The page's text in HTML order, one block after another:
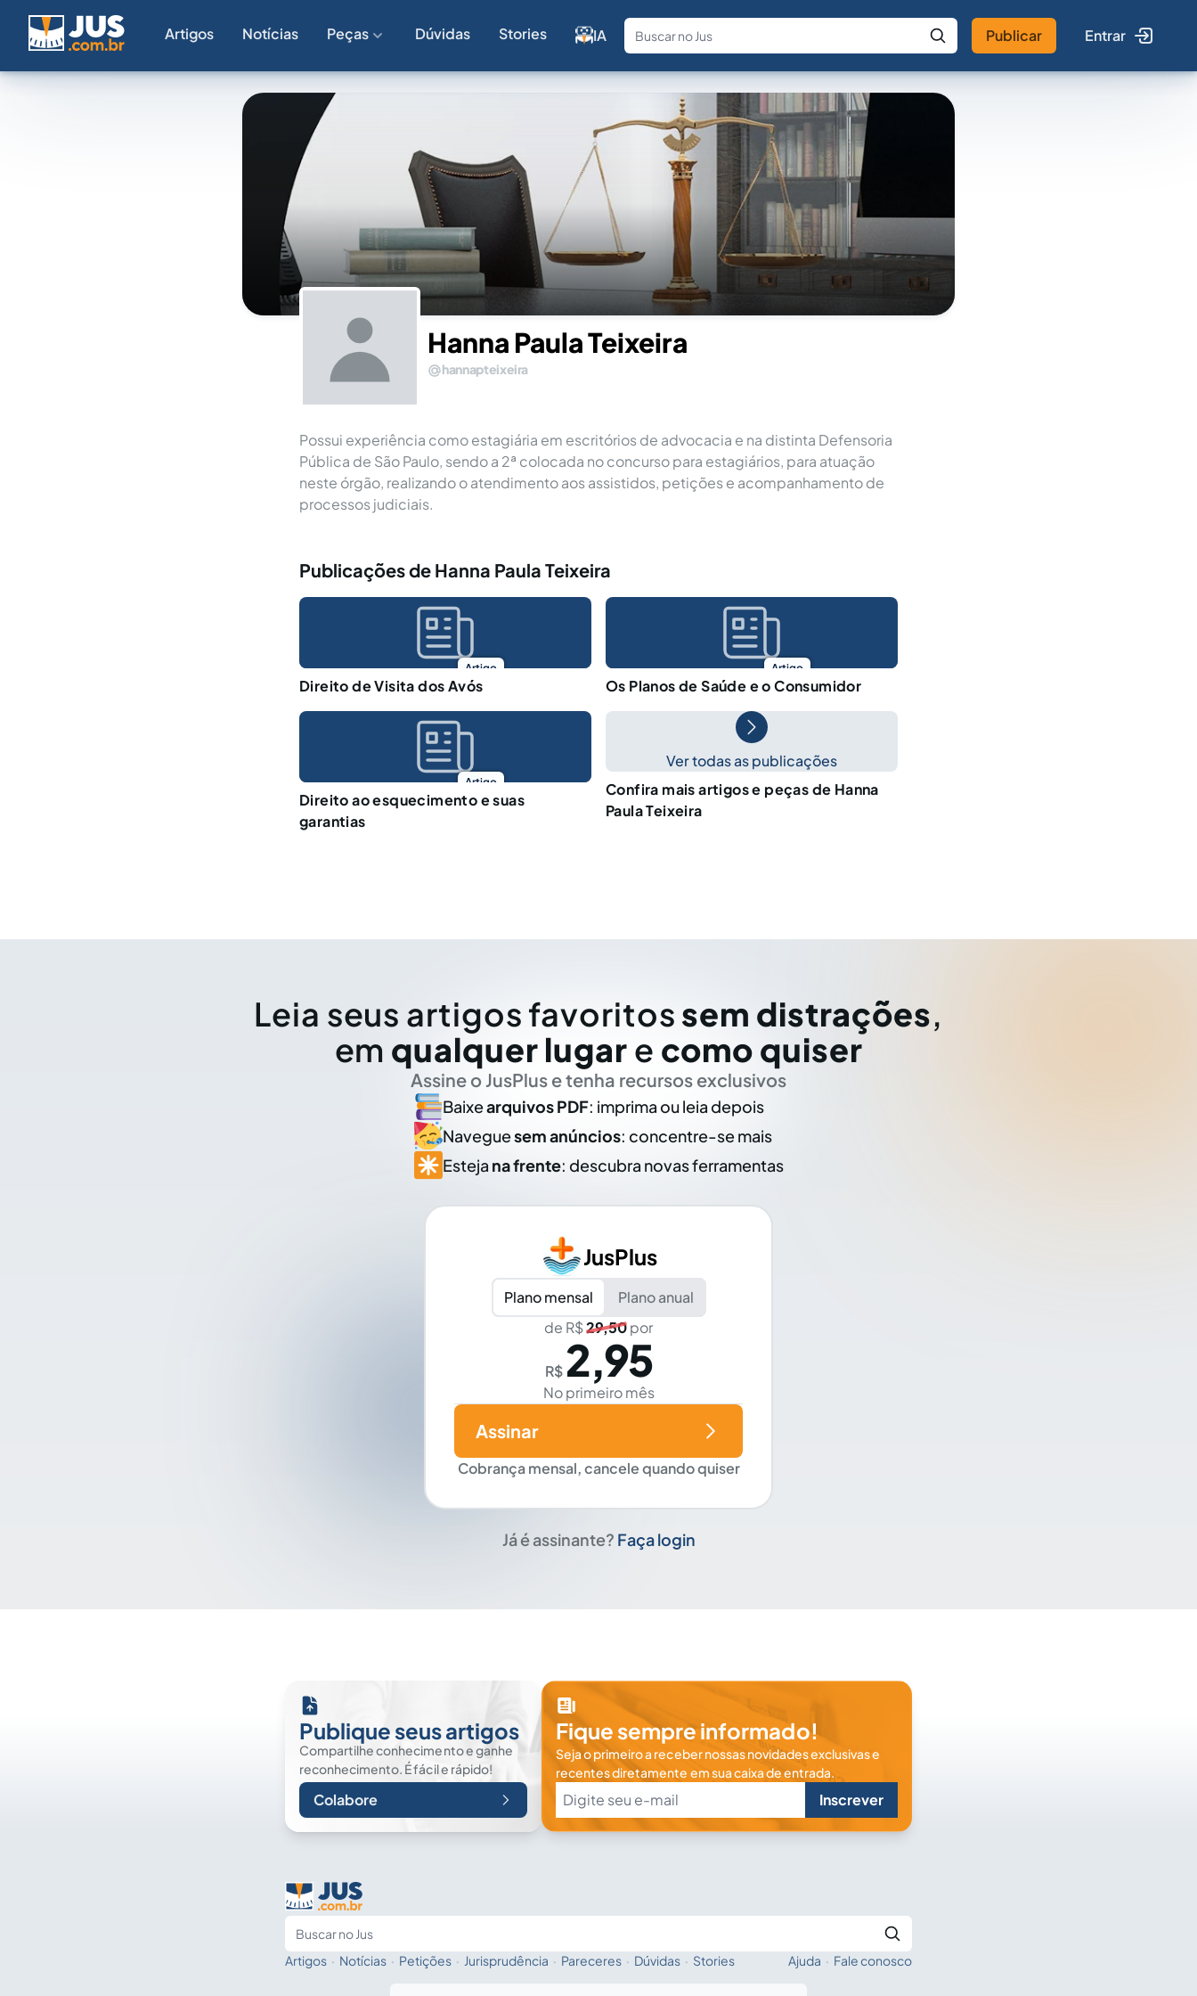
Artigos Notícias Peças Dúvidas Stories IA
Fale com a IA Buscar no Jus
Publicar Entrar
Hanna Paula Teixeira
hannapteixeira
Possui experiência como estagiária em escritórios de advocacia e na distinta Defensoria
Pública de São Paulo, sendo a 2ª colocada no concurso para estagiários, para atuação
neste órgão, realizando o atendimento aos assistidos, petições e acompanhamento de
processos judiciais.
Publicações de Hanna Paula Teixeira
Artigo
Direito de Visita dos Avós
Artigo
Os Planos de Saúde e o Consumidor
Artigo
Direito ao esquecimento e suas
garantias
Ver todas as publicações
Confira mais artigos e peças de Hanna
Paula Teixeira
Leia seus artigos favoritos sem distrações,
em qualquer lugar e como quiser
Assine o JusPlus e tenha recursos exclusivos
Baixearquivos PDF: imprima ou leia depois
Naveguesem anúncios: concentre-se mais
Esteja na frente: descubra novas ferramentas
JusPlus
Plano mensal
Plano anual
de R$29,50por
R$ 2,95
No primeiro mês
Cobrança mensal, cancele quando quiser
Assinar
Já é assinante? Faça login
Publique seus artigos
Compartilhe conhecimento e ganhe
reconhecimento. É fácil e rápido!
Colabore
Fique sempre informado!
Seja o primeiro a receber nossas novidades exclusivas e
recentes diretamente em sua caixa de entrada.
Inscrever
Artigos · Notícias · Petições · Jurisprudência · Pareceres · Dúvidas · Stories Ajuda · Fale conosco